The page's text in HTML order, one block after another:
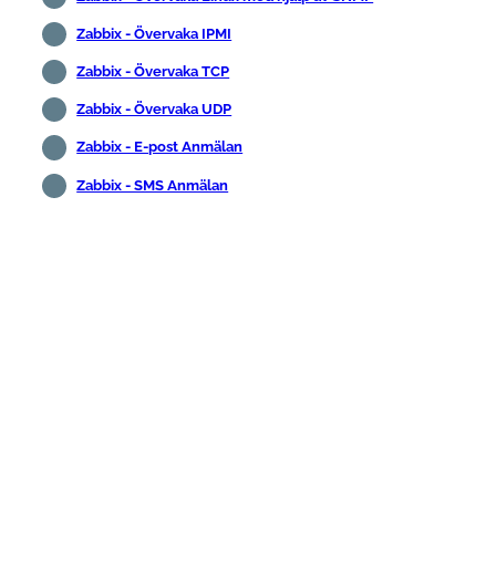
Zabbix - Övervaka IPMI
Zabbix - Övervaka TCP
Zabbix - Övervaka UDP
Zabbix - E-post Anmälan
Zabbix - SMS Anmälan